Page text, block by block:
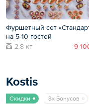
Фуршетный сет
на 5-10 гостей
2.8 кг
9
Kostis
Скидки 3x Бонусов